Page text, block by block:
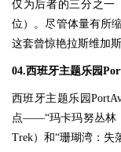
仅为后者的三分之一
位）。尽管体量有所
这套曾惊艳拉斯维加
04.西班牙主题乐园
西班牙主题乐园
点——“玛卡玛努丛林：
Trek）和“珊瑚湾：失